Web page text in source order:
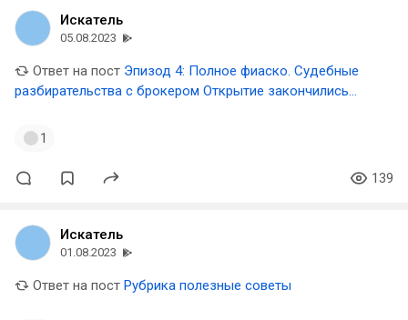
Искатель
05.08.2023
Ответ на пост Эпизод 4: Полное фиаско. Судебные
разбирательства с брокером Открытие закончились
1
139
Искатель
01.08.2023
Ответ на пост Рубрика полезные советы